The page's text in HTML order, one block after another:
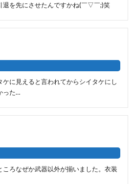
退を先にさせたんですかね(￣▽￣;)笑
に見えると言われてからシイタケにし
った…
ろなぜか武器以外が揃いました。衣装